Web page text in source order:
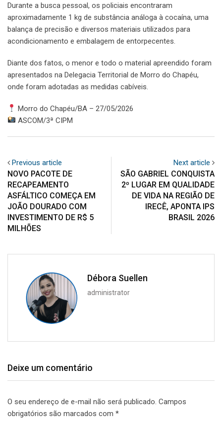
Durante a busca pessoal, os policiais encontraram
aproximadamente 1 kg de substância análoga à cocaína, uma
balança de precisão e diversos materiais utilizados para
acondicionamento e embalagem de entorpecentes.
Diante dos fatos, o menor e todo o material apreendido foram
apresentados na Delegacia Territorial de Morro do Chapéu,
onde foram adotadas as medidas cabíveis.
Morro do Chapéu/BA – 27/05/2026
ASCOM/3ª CIPM
Previous article
NOVO PACOTE DE
RECAPEAMENTO
ASFÁLTICO COMEÇA EM
JOÃO DOURADO COM
INVESTIMENTO DE R$ 5
MILHÕES
Next article
SÃO GABRIEL CONQUISTA
2º LUGAR EM QUALIDADE
DE VIDA NA REGIÃO DE
IRECÊ, APONTA IPS
BRASIL 2026
Débora Suellen
administrator
Deixe um comentário
O seu endereço de e-mail não será publicado. Campos
obrigatórios são marcados com *